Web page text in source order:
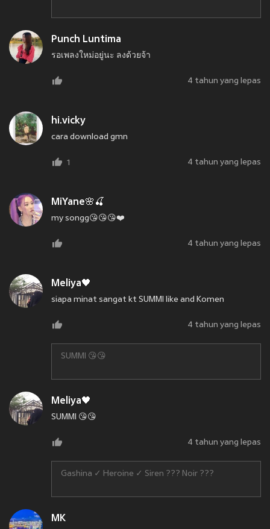
Punch Luntima
รอเพลงใหม่อยู่นะ ลงด้วยจ้า
4 tahun yang lepas
hi.vicky
cara download gmn
1 4 tahun yang lepas
MiYane🌸🍒
my songg😘😘😘❤️
4 tahun yang lepas
Meliya🖤
siapa minat sangat kt SUMMI like and Komen
4 tahun yang lepas
SUMMI 😘😘
Meliya🖤
SUMMI 😘😘
4 tahun yang lepas
Gashina ✓ Heroine ✓ Siren ??? Noir ???
MK